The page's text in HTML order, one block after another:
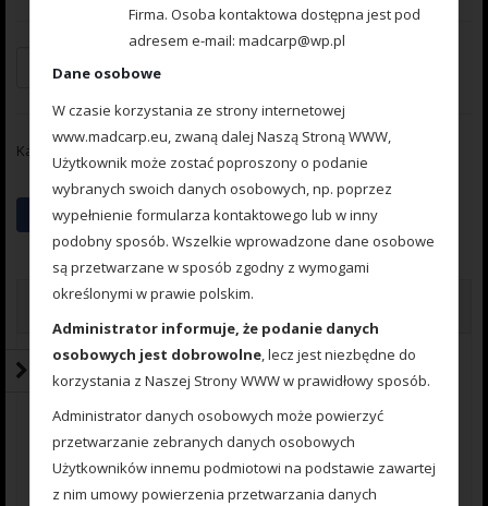
Dodaj do koszyka
Kategorie: Sprężyna zanętowa Z obciążeniem zielona
Opinie
Na razie nie ma opinii o produkcie.
Firma. Osoba kontaktowa dostępna jest pod
adresem e-mail: madcarp@wp.pl
Dane osobowe
W czasie korzystania ze strony internetowej
www.madcarp.eu, zwaną dalej Naszą Stroną WWW,
Użytkownik może zostać poproszony o podanie
wybranych swoich danych osobowych, np. poprzez
wypełnienie formularza kontaktowego lub w inny
podobny sposób. Wszelkie wprowadzone dane osobowe
są przetwarzane w sposób zgodny z wymogami
określonymi w prawie polskim.
Administrator informuje, że podanie danych
osobowych jest dobrowolne, lecz jest niezbędne do
korzystania z Naszej Strony WWW w prawidłowy sposób.
Administrator danych osobowych może powierzyć
przetwarzanie zebranych danych osobowych
Użytkowników innemu podmiotowi na podstawie zawartej
z nim umowy powierzenia przetwarzania danych